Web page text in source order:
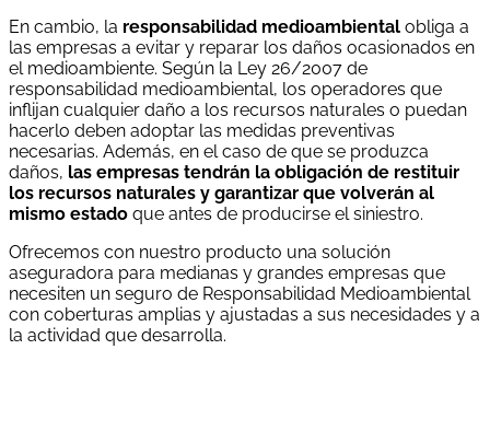
En cambio, la responsabilidad medioambiental obliga a
las empresas a evitar y reparar los daños ocasionados en
el medioambiente. Según la Ley 26/2007 de
responsabilidad medioambiental, los operadores que
inflijan cualquier daño a los recursos naturales o puedan
hacerlo deben adoptar las medidas preventivas
necesarias. Además, en el caso de que se produzca
daños, las empresas tendrán la obligación de restituir
los recursos naturales y garantizar que volverán al
mismo estado que antes de producirse el siniestro.
Ofrecemos con nuestro producto una solución
aseguradora para medianas y grandes empresas que
necesiten un seguro de Responsabilidad Medioambiental
con coberturas amplias y ajustadas a sus necesidades y a
la actividad que desarrolla.